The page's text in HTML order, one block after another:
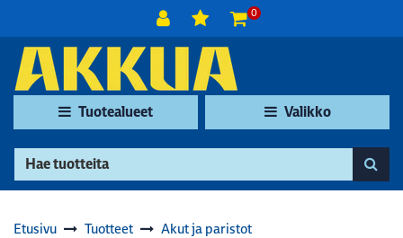
0
Tuotealueet Valikko
Etusivu Tuotteet
Akut ja paristot